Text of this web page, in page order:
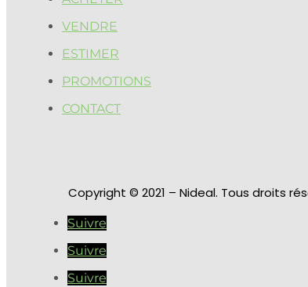
VENDRE
ESTIMER
PROMOTIONS
CONTACT
Copyright © 2021 – Nideal. Tous droits
Suivre
Suivre
Suivre